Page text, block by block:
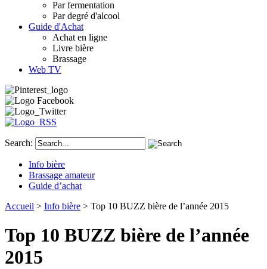
Par fermentation
Par degré d'alcool
Guide d'Achat
Achat en ligne
Livre bière
Brassage
Web TV
Search:
Info bière
Brassage amateur
Guide d’achat
Accueil > Info bière > Top 10 BUZZ bière de l’année 2015
Top 10 BUZZ bière de l’année
2015